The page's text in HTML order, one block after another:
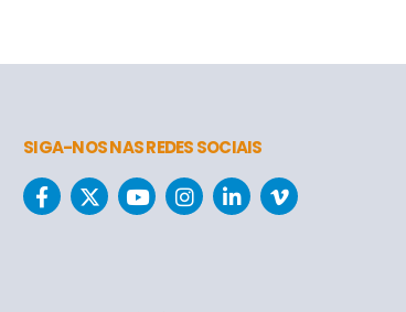
SIGA-NOS NAS REDES SOCIAIS